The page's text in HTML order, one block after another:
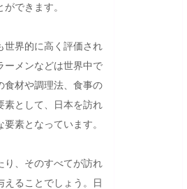
できます。
世界的に高く評価され
ーメンなどは世界中で
食材や調理法、食事の
素として、日本を訪れ
素となっています。
り、そのすべてが訪れ
えることでしょう。日